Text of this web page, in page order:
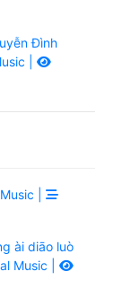
Đình
|
|
ài diāo luò
Music |